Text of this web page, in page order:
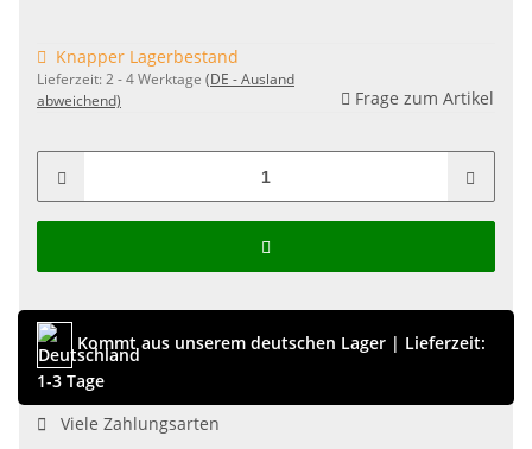
Knapper Lagerbestand
Lieferzeit: 2 - 4 Werktage (DE - Ausland
abweichend)
Frage zum Artikel
Kommt aus unserem deutschen Lager | Lieferzeit:
1-3 Tage
Viele Zahlungsarten